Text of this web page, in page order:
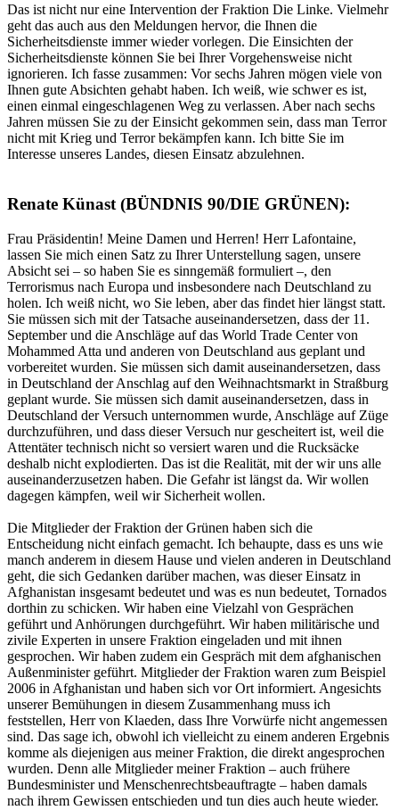
Das ist nicht nur eine Intervention der Fraktion Die Linke. Vielmehr
geht das auch aus den Meldungen hervor, die Ihnen die
Sicherheitsdienste immer wieder vorlegen. Die Einsichten der
Sicherheitsdienste können Sie bei Ihrer Vorgehensweise nicht
ignorieren. Ich fasse zusammen: Vor sechs Jahren mögen viele von
Ihnen gute Absichten gehabt haben. Ich weiß, wie schwer es ist,
einen einmal eingeschlagenen Weg zu verlassen. Aber nach sechs
Jahren müssen Sie zu der Einsicht gekommen sein, dass man Terror
nicht mit Krieg und Terror bekämpfen kann. Ich bitte Sie im
Interesse unseres Landes, diesen Einsatz abzulehnen.
Renate Künast (BÜNDNIS 90/DIE GRÜNEN):
Frau Präsidentin! Meine Damen und Herren! Herr Lafontaine,
lassen Sie mich einen Satz zu Ihrer Unterstellung sagen, unsere
Absicht sei – so haben Sie es sinngemäß formuliert –, den
Terrorismus nach Europa und insbesondere nach Deutschland zu
holen. Ich weiß nicht, wo Sie leben, aber das findet hier längst statt.
Sie müssen sich mit der Tatsache auseinandersetzen, dass der 11.
September und die Anschläge auf das World Trade Center von
Mohammed Atta und anderen von Deutschland aus geplant und
vorbereitet wurden. Sie müssen sich damit auseinandersetzen, dass
in Deutschland der Anschlag auf den Weihnachtsmarkt in Straßburg
geplant wurde. Sie müssen sich damit auseinandersetzen, dass in
Deutschland der Versuch unternommen wurde, Anschläge auf Züge
durchzuführen, und dass dieser Versuch nur gescheitert ist, weil die
Attentäter technisch nicht so versiert waren und die Rucksäcke
deshalb nicht explodierten. Das ist die Realität, mit der wir uns alle
auseinanderzusetzen haben. Die Gefahr ist längst da. Wir wollen
dagegen kämpfen, weil wir Sicherheit wollen.
Die Mitglieder der Fraktion der Grünen haben sich die
Entscheidung nicht einfach gemacht. Ich behaupte, dass es uns wie
manch anderem in diesem Hause und vielen anderen in Deutschland
geht, die sich Gedanken darüber machen, was dieser Einsatz in
Afghanistan insgesamt bedeutet und was es nun bedeutet, Tornados
dorthin zu schicken. Wir haben eine Vielzahl von Gesprächen
geführt und Anhörungen durchgeführt. Wir haben militärische und
zivile Experten in unsere Fraktion eingeladen und mit ihnen
gesprochen. Wir haben zudem ein Gespräch mit dem afghanischen
Außenminister geführt. Mitglieder der Fraktion waren zum Beispiel
2006 in Afghanistan und haben sich vor Ort informiert. Angesichts
unserer Bemühungen in diesem Zusammenhang muss ich
feststellen, Herr von Klaeden, dass Ihre Vorwürfe nicht angemessen
sind. Das sage ich, obwohl ich vielleicht zu einem anderen Ergebnis
komme als diejenigen aus meiner Fraktion, die direkt angesprochen
wurden. Denn alle Mitglieder meiner Fraktion – auch frühere
Bundesminister und Menschenrechtsbeauftragte – haben damals
nach ihrem Gewissen entschieden und tun dies auch heute wieder.